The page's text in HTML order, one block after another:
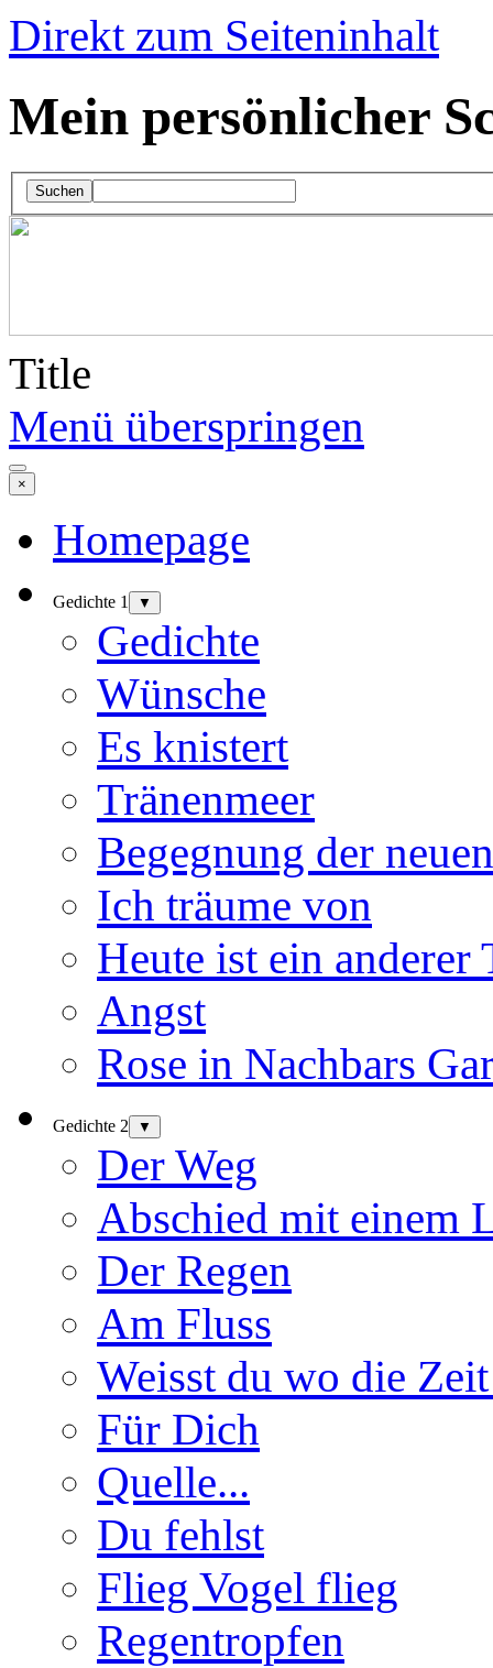
Direkt zum Seiteninhalt
Mein persönlicher
Suchen
Title
Menü überspringen
×
Homepage
Gedichte 1 ▼
Gedichte
Wünsche
Es knistert
Tränenmeer
Begegnung der
Ich träume von
Heute ist ein anderer
Angst
Rose in Nachbars
Gedichte 2 ▼
Der Weg
Abschied mit einem
Der Regen
Am Fluss
Weisst du wo die
Für Dich
Quelle...
Du fehlst
Flieg Vogel flieg
Regentropfen